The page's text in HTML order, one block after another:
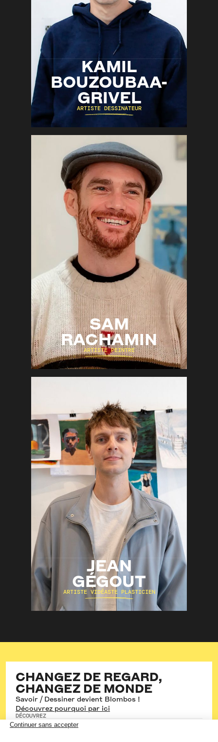
KAMIL
BOUZOUBAA-
GRIVEL
ARTISTE DESSINATEUR
Bande-Dessinée
Crayon
DÉCOUVRIR
SAM
RACHAMIN
ARTISTE PEINTRE
Aquarelle
Bande-Dessinée
DÉCOUVRIR
JEAN
GÉGOUT
ARTISTE VIDÉASTE PLASTICIEN
Aquarelle
CHANGEZ DE REGARD,
CHANGEZ DE MONDE
Savoir / Dessiner devient Blombos !
Découvrez pourquoi par ici
DÉCOUVREZ
Les cours hebdos